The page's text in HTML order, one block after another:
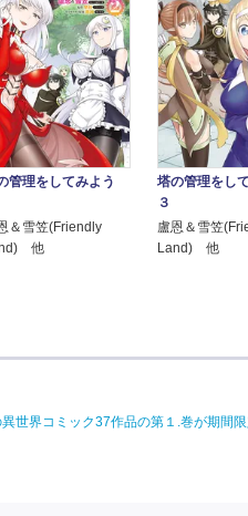
管理をしてみよう
＆雪笠(Friendly
他
塔の管理をし
３
盧恩＆雪笠
Land) 他
世界コミック37作品の第１.巻が期間